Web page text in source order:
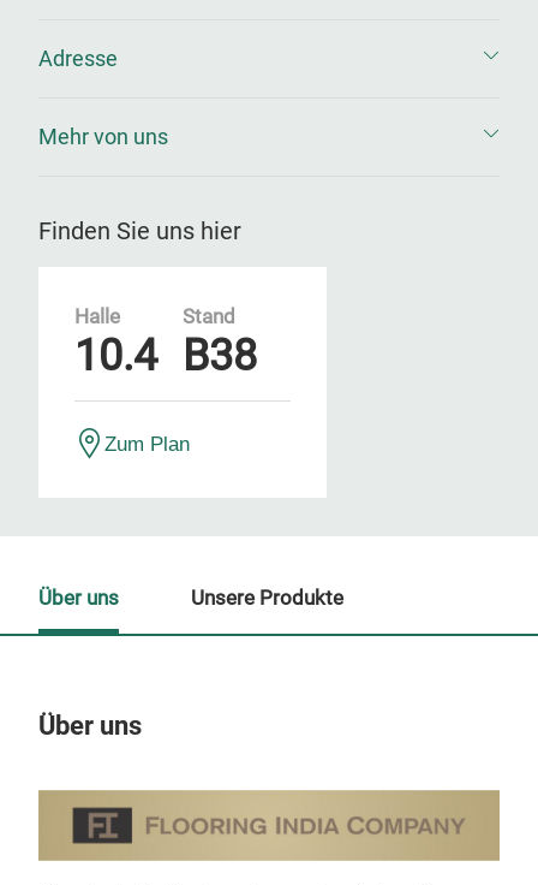
Adresse
Mehr von uns
Finden Sie uns hier
Halle
10.4
Stand
B38
Zum Plan
Über uns
Über uns Unsere Produkte